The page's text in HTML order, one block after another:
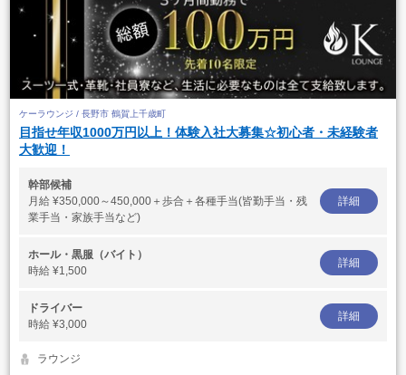
ケーラウンジ / 長野市 鶴賀上千歳町
目指せ年収1000万円以上！体験入社大募集☆初心者・未経験者
大歓迎！
幹部候補
月給 ¥350,000～450,000＋歩合＋各種手当(皆勤手当・残
業手当・家族手当など)
詳細
ホール・黒服（バイト）
時給 ¥1,500
詳細
ドライバー
時給 ¥3,000
詳細
ラウンジ